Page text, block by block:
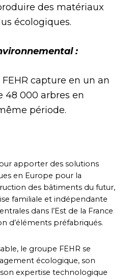
des matériaux
écologiques.
:
capture en un an
48 000 arbres en
période.
apporter des solutions
en Europe pour la
des bâtiments du futur,
familiale et indépendante
dans l’Est de la France
d’éléments préfabriqués.
le groupe FEHR se
écologique, son
expertise technologique